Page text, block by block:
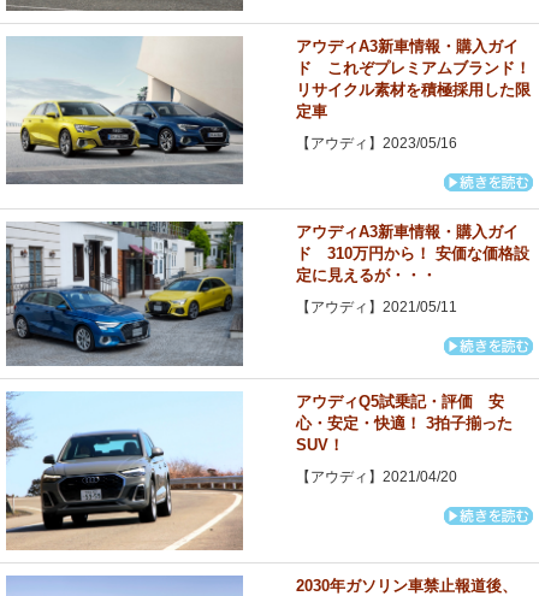
アウディA3新車情報・購入ガイ
ド これぞプレミアムブランド！
リサイクル素材を積極採用した限
定車
【アウディ】2023/05/16
アウディA3新車情報・購入ガイ
ド 310万円から！ 安価な価格設
定に見えるが・・・
【アウディ】2021/05/11
アウディQ5試乗記・評価 安
心・安定・快適！ 3拍子揃った
SUV！
【アウディ】2021/04/20
2030年ガソリン車禁止報道後、